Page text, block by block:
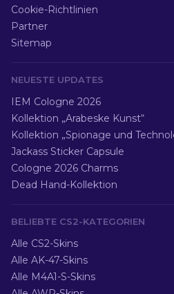
Cookie-Richtlinien
Partner
Sitemap
NEUESTE UPDATES
IEM Cologne 2026
Kollektion „Arabeske Kunst“
Kollektion „Spionage und
Jackass Sticker Capsule
Cologne 2026 Charms
Dead Hand-Kollektion
BELIEBTE CS2-KATEGORIEN
Alle CS2-Skins
Alle AK-47-Skins
Alle M4A1-S-Skins